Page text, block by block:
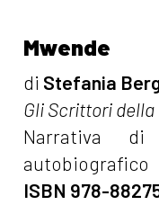
Mwende
di Stefania
Gli Scrittori
Narrativa
autobiografico
ISBN 978-